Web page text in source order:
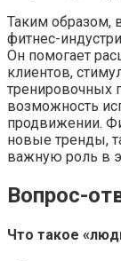
Таким образом,
фитнес-
Он помогает
клиентов,
тренировочных
возможность
продвижении.
новые тренды,
важную роль в
Вопрос-
Что такое